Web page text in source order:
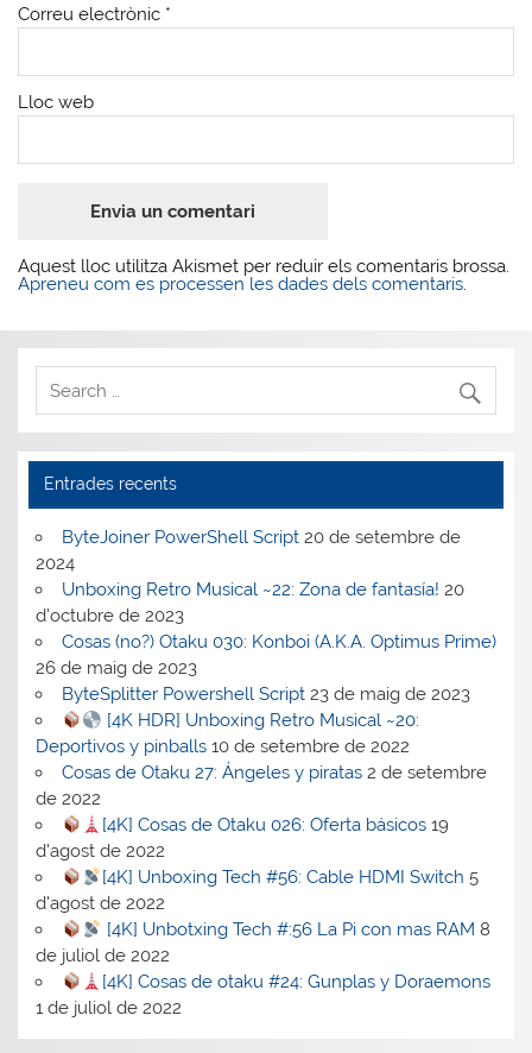
Correu electrònic *
Lloc web
Aquest lloc utilitza Akismet per reduir els comentaris brossa.
Apreneu com es processen les dades dels comentaris.
Entrades recents
ByteJoiner PowerShell Script 20 de setembre de
2024
Unboxing Retro Musical ~22: Zona de fantasía! 20
d'octubre de 2023
Cosas (no?) Otaku 030: Konboi (A.K.A. Optimus Prime)
26 de maig de 2023
ByteSplitter Powershell Script 23 de maig de 2023
[4K HDR] Unboxing Retro Musical ~20:
Deportivos y pinballs 10 de setembre de 2022
Cosas de Otaku 27: Ángeles y piratas 2 de setembre
de 2022
[4K] Cosas de Otaku 026: Oferta básicos 19
d'agost de 2022
[4K] Unboxing Tech #56: Cable HDMI Switch 5
d'agost de 2022
[4K] Unbotxing Tech #:56 La Pi con mas RAM 8
de juliol de 2022
[4K] Cosas de otaku #24: Gunplas y Doraemons
1 de juliol de 2022